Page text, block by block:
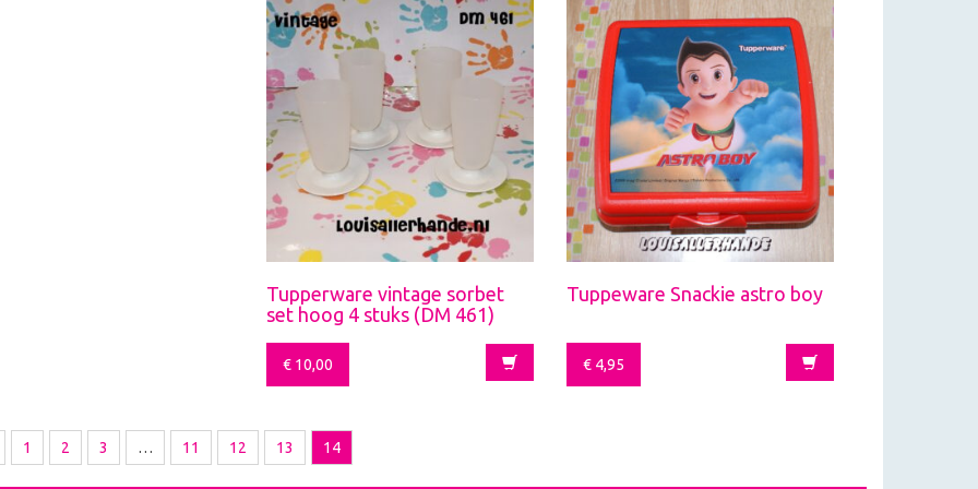
Tupperware vintage sorbet
set hoog 4 stuks (DM 461)
€10,00
Tuppeware Snackie astro boy
€4,95
1 2 3 … 11 12 13 14